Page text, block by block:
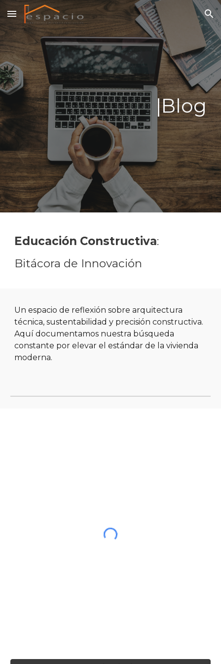
Skip to main content Skip to navigation
|Blog
Educación Constructiva:
Bitácora de Innovación
Un espacio de reflexión sobre arquitectura
técnica, sustentabilidad y precisión constructiva.
Aquí documentamos nuestra búsqueda
constante por elevar el estándar de la vivienda
moderna.